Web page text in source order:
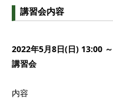
講習会内容
2022年5月8日(日) 13:00
講習会
内容